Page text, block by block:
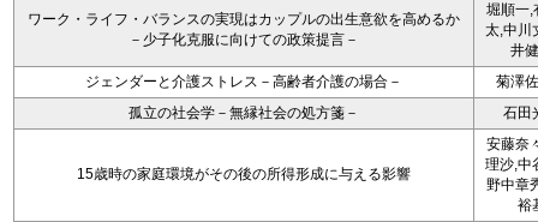
ワーク・ライフ・バランスの実現はカップルの出生意欲を高めるか
－少子化克服に向けての政策提言－
堀順一,
太,中川
井
ジェンダーと介護ストレス－高齢者介護の場合－
菊澤
孤立の社会学－無縁社会の処方箋－
石田
15歳時の家庭環境がその後の所得形成に与える影響
安藤奈
理沙,中
野中章
裕